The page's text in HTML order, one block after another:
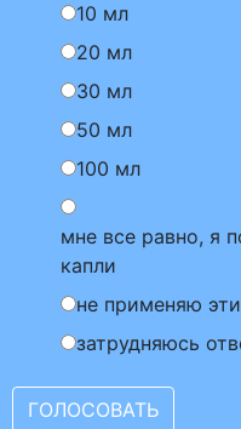
10 мл
20 мл
30 мл
50 мл
100 мл
мне все равно, я
капли
не применяю
затрудняюсь